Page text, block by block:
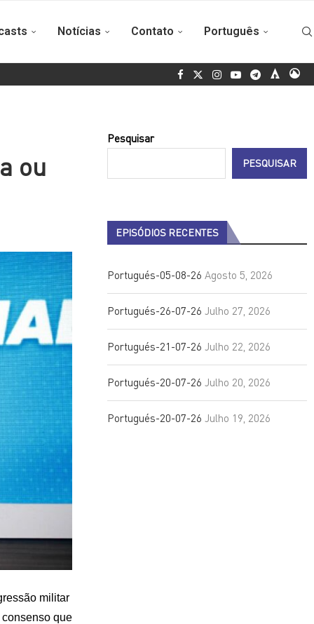
Cuba e Granada reforçam a cooperação na área da educação
Notícias Contato Português
ou
militar
que
Pesquisar
PESQUISAR
EPISÓDIOS RECENTES
Portugués-05-08-26 Agosto 5, 2026
Portugués-26-07-26 Julho 27, 2026
Portugués-21-07-26 Julho 22, 2026
Portugués-20-07-26 Julho 20, 2026
Portugués-20-07-26 Julho 19, 2026